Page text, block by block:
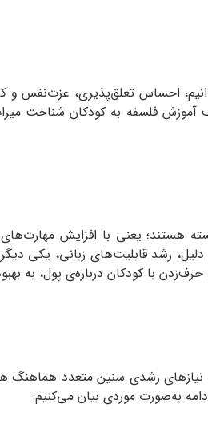
احساس تعلق‌پذیری، عزت‌نفس
آموزش فلسفه به کودکان شناخت
هستند؛ یعنی با افزایش
رشد قابلیت‌های زبانی، یکی
با کودکان درباره‌ی پول، به
نیازهای رشدی سنین متعدد
به‌صورت موردی بیان می‌کنیم: